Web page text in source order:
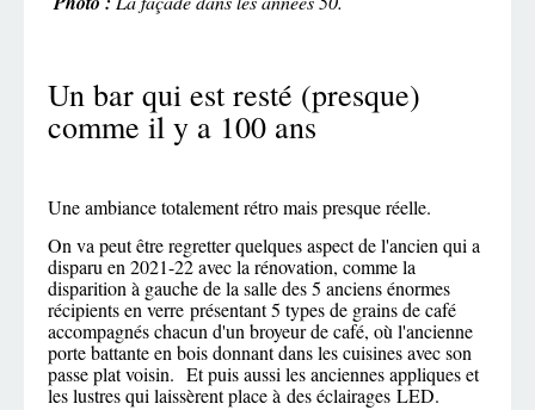
Un bar qui est resté (presque)
comme il y a 100 ans
Une ambiance totalement rétro mais presque réelle.
On va peut être regretter quelques aspect de l'ancien qui a
disparu en 2021-22 avec la rénovation, comme la
disparition à gauche de la salle des 5 anciens énormes
récipients en verre présentant 5 types de grains de café
accompagnés chacun d'un broyeur de café, où l'ancienne
porte battante en bois donnant dans les cuisines avec son
passe plat voisin. Et puis aussi les anciennes appliques et
les lustres qui laissèrent place à des éclairages LED.